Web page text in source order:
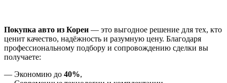
Покупка авто из Кореи — это выгодное решение для тех, кто
ценит качество, надёжность и разумную цену. Благодаря
профессиональному подбору и сопровождению сделки вы
получаете:
— Экономию до 40%,